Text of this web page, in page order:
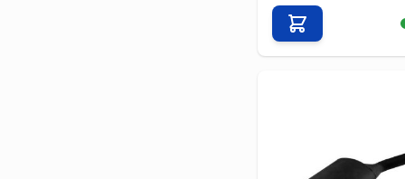
In den